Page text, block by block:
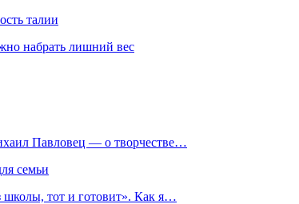
талии
набрать лишний вес
Павловец — о творчестве…
семьи
школы, тот и готовит». Как я…